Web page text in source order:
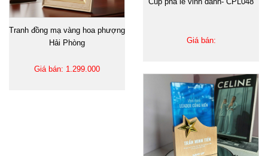
Tranh đồng mạ vàng hoa phượng
Hải Phòng
Giá bán: 1.299.000
Giá bán: